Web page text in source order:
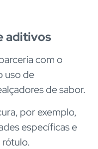
aditivos
com o
uso de
de sabor.
por exemplo,
específicas e